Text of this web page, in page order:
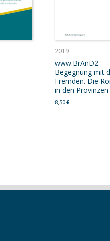
2019
www.BrAnD2.
Begegnung mit
Fremden. Die
in den Provinzen
8,50€